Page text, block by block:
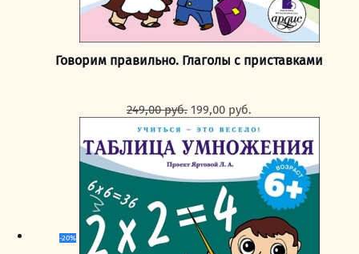
Говорим правильно. Глаголы с приставками
249,00руб. Первоначальная
цена
составляла
249,00 руб..
199,00 руб.
цена:
199,00 руб..
-20%